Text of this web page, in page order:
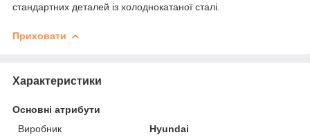
стандартних деталей із холоднокатаної сталі.
Приховати
Характеристики
Основні атрибути
Виробник
Hyundai